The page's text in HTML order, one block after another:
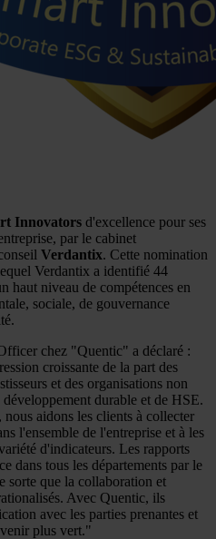
Innovators d'excellence pour ses
par le cabinet
Verdantix. Cette nomination
Verdantix a identifié 44
haut niveau de compétences en
sociale, de gouvernance
chez "Quentic" a déclaré :
croissante de la part des
et des organisations non
durable et de HSE.
aidons les clients à collecter
l'ensemble de l'entreprise et à les
d'indicateurs. Les rapports
dans tous les départements par le
sorte que la collaboration et
Avec Quentic, ils
avec les parties prenantes et
plus vert."